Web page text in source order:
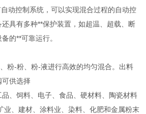
动控制系统，可以实现混合过程的自动控
具有多种**保护装置，如超温、超载、断
的**可靠运行。
粉-粉、粉-液进行高效的均匀混合。出料
供选择
、饲料、电子、食品、硬材料、陶瓷材料
业、建材、涂料业、染料、化肥和金属粉末